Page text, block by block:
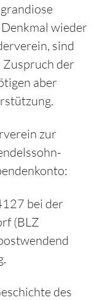
wieder
sind
Zuspruch der
aber
zur
bei der
(BLZ
des